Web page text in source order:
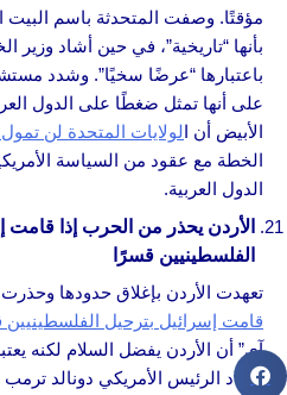
مؤقتًا. وصفت المتحدثة باسم البيت
بأنها “تاريخية”، في حين أشاد وزير
باعتبارها “عرضًا سخيًا”. وشدد
على أنها تمثل ضغطًا على الدول
الأبيض أن الولايات المتحدة لن
الخطة مع عقود من السياسة
الدول العربية.
الأردن يحذر من الحرب إذا قامت
الفلسطينيين قسرًا
تعهدت الأردن بإغلاق حدودها
قامت إسرائيل بترحيل الفلسطينيين
آي” أن الأردن يفضل السلام لكنه
وأعاد الرئيس الأمريكي دونالد